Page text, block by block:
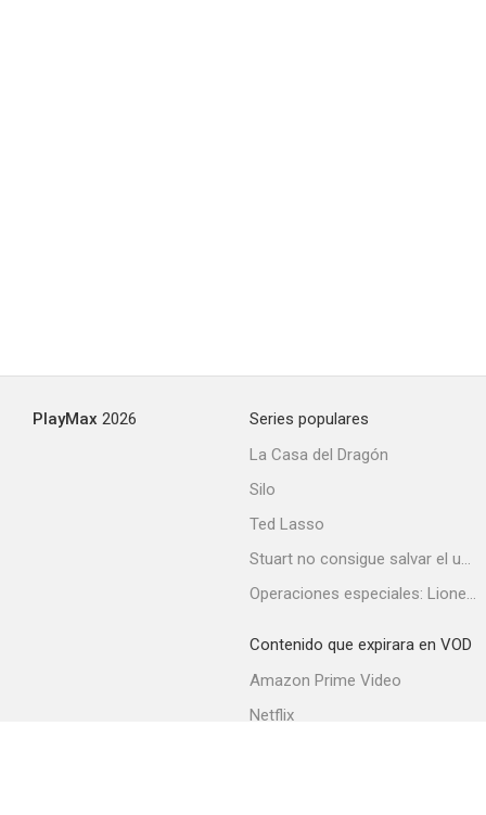
PlayMax 2026
Series populares
La Casa del Dragón
Silo
Ted Lasso
Stuart no consigue salvar el universo
Operaciones especiales: Lioness
Contenido que expirara en VOD
Amazon Prime Video
Netflix